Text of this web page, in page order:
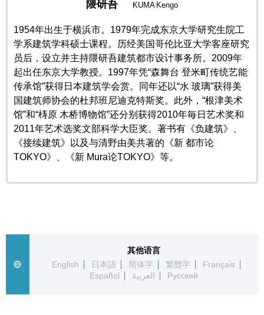
东京
编辑部通知
SNS
隈研吾 KUMA Kengo
1954年出生于横浜市。1979年完成东京大学研究生院工
学系建筑学科硕士课程。历经美国哥伦比亚大学客座研究
员后，设立并主持隈研吾建筑都市设计事务所。2009年
起出任东京大学教授。1997年凭“森舞台 登米町传统艺能
传承馆”获得日本建筑学会赏。同年还以“水 玻璃”获得美
国建筑师协会的杜邦班尼迪克特斯奖。此外，“根津美术
馆”和“梼原 木桥博物馆”还分别获得2010年毎日艺术奖和
2011年艺术选奖文部科学大臣奖。著书有《负建筑》、
《接续建筑》以及与清野由美共著的《新 都市论
TOKYO》、《新 Mura论TOKYO》等。
其他语言
English
日本語 简体字 繁體字
Français
Español
العربية Русский